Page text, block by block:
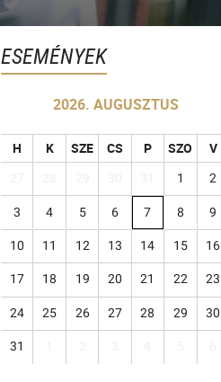
ESEMÉNYEK
2026. AUGUSZTUS
H K SZE CS P SZO V
1 2
3 4 5 6 7 8 9
10 11 12 13 14 15 16
17 18 19 20 21 22 23
24 25 26 27 28 29 30
31